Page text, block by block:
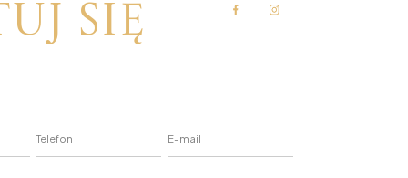
się